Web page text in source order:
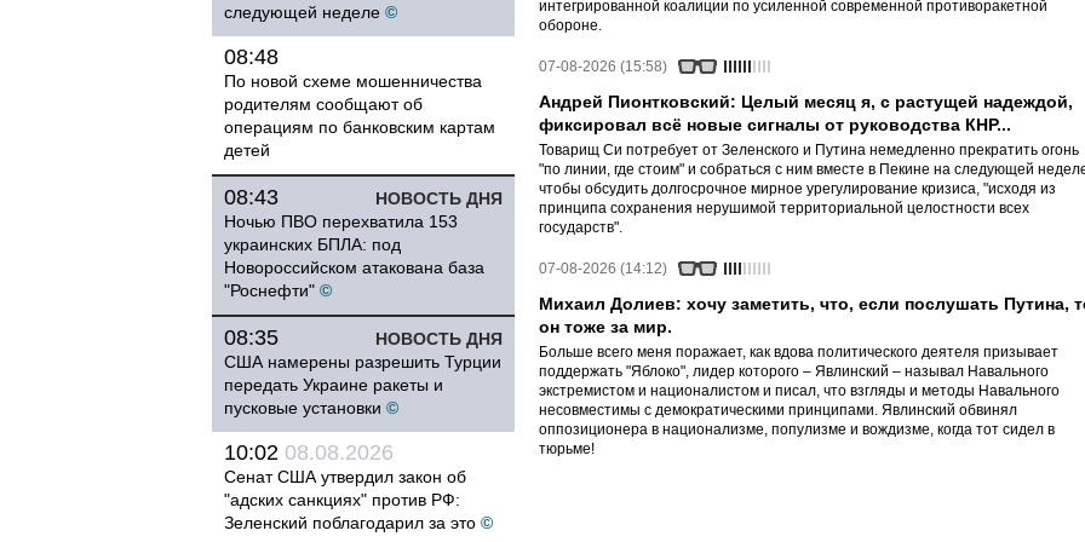
следующей неделе ©
08:48
По новой схеме мошенничества
родителям сообщают об
операциям по банковским картам
детей
НОВОСТЬ ДНЯ
08:43
Ночью ПВО перехватила 153
украинских БПЛА: под
Новороссийском атакована база
"Роснефти" ©
НОВОСТЬ ДНЯ
08:35
США намерены разрешить Турции
передать Украине ракеты и
пусковые установки ©
10:02 08.08.2026
Сенат США утвердил закон об
"адских санкциях" против РФ:
Зеленский поблагодарил за это ©
интегрированной коалиции по усиленной современной противоракетной
обороне.
07-08-2026 (15:58)
Андрей Пионтковский: Целый месяц я, с растущей надеждой,
фиксировал всё новые сигналы от руководства КНР...
Товарищ Си потребует от Зеленского и Путина немедленно прекратить огонь
"по линии, где стоим" и собраться с ним вместе в Пекине на следующей
чтобы обсудить долгосрочное мирное урегулирование кризиса, "исходя из
принципа сохранения нерушимой территориальной целостности всех
государств".
07-08-2026 (14:12)
Михаил Долиев: хочу заметить, что, если послушать Путина,
он тоже за мир.
Больше всего меня поражает, как вдова политического деятеля призывает
поддержать "Яблоко", лидер которого – Явлинский – называл Навального
экстремистом и националистом и писал, что взгляды и методы Навального
несовместимы с демократическими принципами. Явлинский обвинял
оппозиционера в национализме, популизме и вождизме, когда тот сидел в
тюрьме!